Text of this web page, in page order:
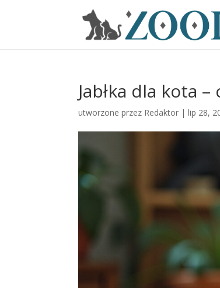
Jabłka dla kota
utworzone przez Redaktor |lip 28,